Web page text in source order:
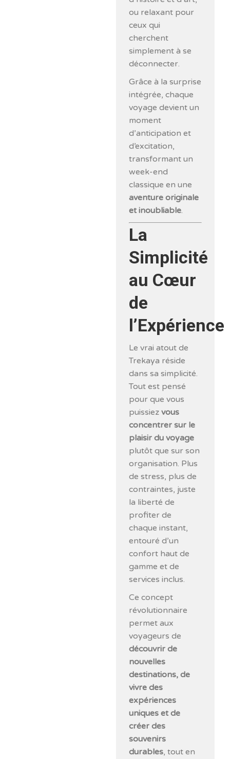
ou relaxant pour
ceux qui
cherchent
simplement à se
déconnecter.
Grâce à la surprise
intégrée, chaque
voyage devient un
moment
d’anticipation et
d’excitation,
transformant un
week-end
classique en une
aventure originale
et inoubliable.
La
Simplicité
au Cœur
de
l’Expérience
Le vrai atout de
Trekaya réside
dans sa simplicité.
Tout est pensé
pour que vous
puissiezvous
concentrer sur le
plaisir du voyage
plutôt que sur son
organisation. Plus
de stress, plus de
contraintes, juste
la liberté de
profiter de
chaque instant,
entouré d’un
confort haut de
gamme et de
services inclus.
Ce concept
révolutionnaire
permet aux
voyageurs de
découvrir de
nouvelles
destinations, de
vivre des
expériences
uniques et de
créer des
souvenirs
durables, tout en